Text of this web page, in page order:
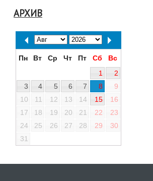
АРХИВ
Пн Вт Ср Чт Пт Сб
Вс
1
2
3
4 5 6 7 8
9
10
11 12 13 14 15
16
17
18 19 20 21 22
23
24
25 26 27 28 29
30
31